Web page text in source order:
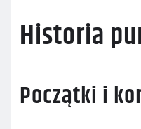
Historia
Początki i